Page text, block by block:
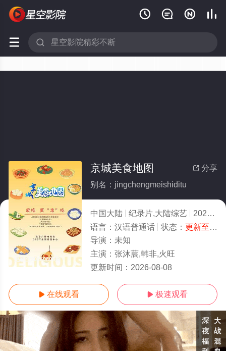
   
 
更新至20260808期
 分享
京城美食地图
别名：jingchengmeishiditu
中国大陆 纪录片,大陆综艺 2020
语言： 汉语普通话 状态： 更新至20260808期
导演： 未知
主演： 张沐莀,韩非,火旺
更新时间： 2026-08-08
 在线观看  极速观看